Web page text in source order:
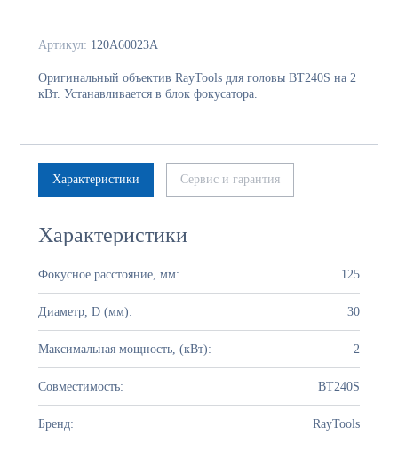
Артикул: 120A60023A
Оригинальный объектив RayTools для головы BT240S на 2
кВт. Устанавливается в блок фокусатора.
Характеристики Сервис и гарантия
Характеристики
Фокусное расстояние, мм: 125
Диаметр, D (мм): 30
Максимальная мощность, (кВт): 2
Совместимость: BT240S
Бренд: RayTools